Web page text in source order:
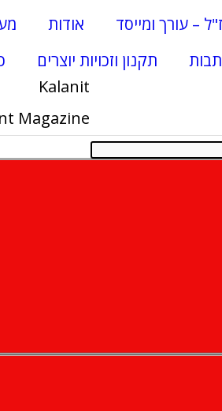
– עורך ומייסד אודות
תקנון וזכויות יוצרים
Kalanit
Magazine